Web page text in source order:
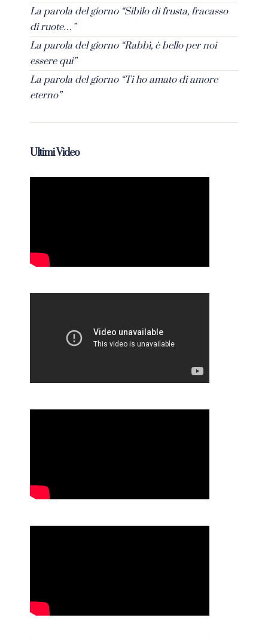
La parola del giorno “Sibilo di frusta, fracasso
di ruote…”
La parola del giorno “Rabbì, è bello per noi
essere qui”
La parola del giorno “Ti ho amato di amore
eterno”
Ultimi Video